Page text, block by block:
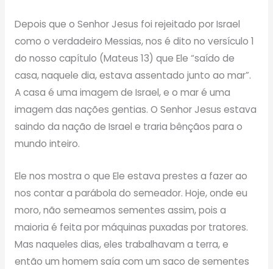
Depois que o Senhor Jesus foi rejeitado por Israel
como o verdadeiro Messias, nos é dito no versículo 1
do nosso capítulo (Mateus 13) que Ele “saído de
casa, naquele dia, estava assentado junto ao mar”.
A casa é uma imagem de Israel, e o mar é uma
imagem das nações gentias. O Senhor Jesus estava
saindo da nação de Israel e traria bênçãos para o
mundo inteiro.
Ele nos mostra o que Ele estava prestes a fazer ao
nos contar a parábola do semeador. Hoje, onde eu
moro, não semeamos sementes assim, pois a
maioria é feita por máquinas puxadas por tratores.
Mas naqueles dias, eles trabalhavam a terra, e
então um homem saía com um saco de sementes